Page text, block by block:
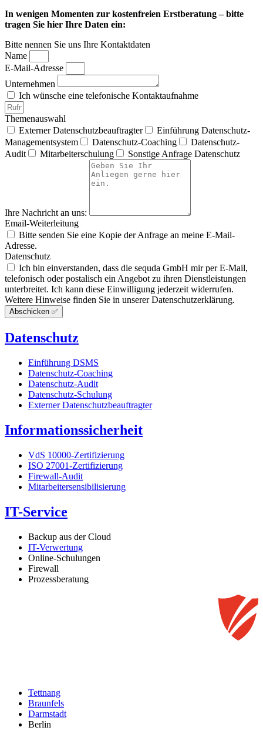
In wenigen Momenten zur kostenfreien Erstberatung – bitte
tragen Sie hier Ihre Daten ein:
Bitte nennen Sie uns Ihre Kontaktdaten
Name
E-Mail-Adresse
Unternehmen
Ich wünsche eine telefonische Kontaktaufnahme
Themenauswahl
Externer Datenschutzbeauftragter
Einführung Datenschutz-
Managementsystem
Datenschutz-Coaching
Datenschutz-
Audit
Mitarbeiterschulung Sonstige Anfrage Datenschutz
Ihre Nachricht an uns:
Email-Weiterleitung
Bitte senden Sie eine Kopie der Anfrage an meine E-Mail-
Adresse.
Datenschutz
Ich bin einverstanden, dass die sequda GmbH mir per E-Mail,
telefonisch oder postalisch ein Angebot zu ihren Dienstleistungen
unterbreitet. Ich kann diese Einwilligung jederzeit widerrufen.
Weitere Hinweise finden Sie in unserer Datenschutzerklärung.
Abschicken ✅
Datenschutz
Einführung DSMS
Datenschutz-Coaching
Datenschutz-Audit
Datenschutz-Schulung
Externer Datenschutzbeauftragter
Informationssicherheit
VdS 10000-Zertifizierung
ISO 27001-Zertifizierung
Firewall-Audit
Mitarbeitersensibilisierung
IT-Service
Backup aus der Cloud
IT-Verwertung
Online-Schulungen
Firewall
Prozessberatung
Tettnang
Braunfels
Darmstadt
Berlin